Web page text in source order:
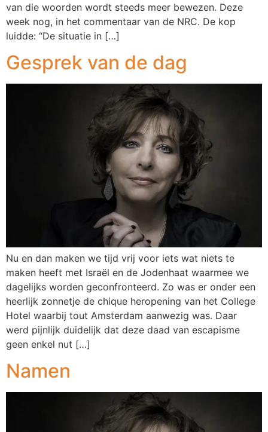
van die woorden wordt steeds meer bewezen. Deze
week nog, in het commentaar van de NRC. De kop
luidde: “De situatie in […]
Gesprek van de dag
Nu en dan maken we tijd vrij voor iets wat niets te
maken heeft met Israël en de Jodenhaat waarmee we
dagelijks worden geconfronteerd. Zo was er onder een
heerlijk zonnetje de chique heropening van het College
Hotel waarbij tout Amsterdam aanwezig was. Daar
werd pijnlijk duidelijk dat deze daad van escapisme
geen enkel nut […]
Namen